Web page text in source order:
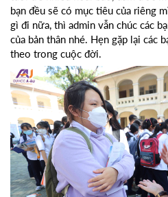
bạn đều sẽ có mục tiêu của riêng
gì đi nữa, thì admin vẫn chúc các
của bản thân nhé. Hẹn gặp lại các
theo trong cuộc đời.